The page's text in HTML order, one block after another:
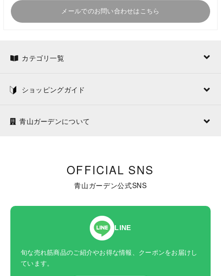
メールでのお問い合わせはこちら
カテゴリ一覧
ショッピングガイド
青山ガーデンについて
OFFICIAL SNS
青山ガーデン公式SNS
LINE
旬な売れ筋商品のご紹介やお得な情報、クーポンをお届けし
ています。